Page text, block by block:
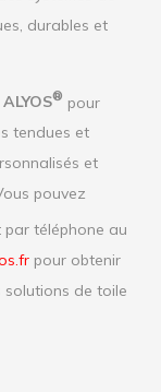
durables et
ALYOS® pour
tendues et
et
pouvez
par téléphone au
pour obtenir
solutions de toile